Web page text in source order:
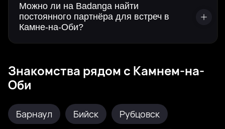
Можно ли на Badanga найти
постоянного партнёра для встреч в
Камне-на-Оби?
Знакомства рядом с Камнем-на-
Оби
Барнаул Бийск Рубцовск